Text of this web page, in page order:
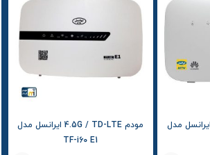
مودم 4.5G / TD-LTE ایرانسل مدل
مودم 4.5G / TD-LTE ایرانسل مدل
TF-i60 E1